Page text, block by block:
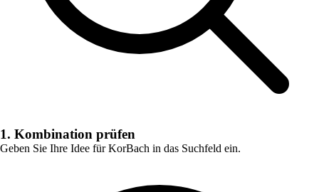
1. Kombination prüfen
Geben Sie Ihre Idee fürKorBach in das Suchfeld ein.